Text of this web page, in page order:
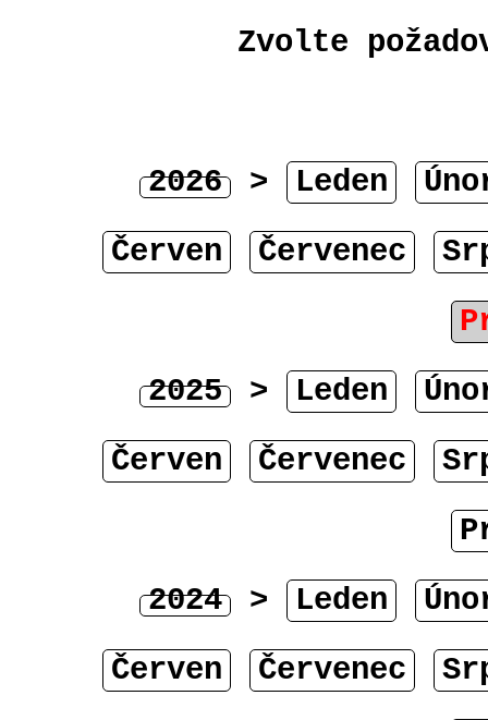
Zvolte
2026 > Leden
Červen
Červenec
2025 > Leden
Červen
Červenec
2024 > Leden
Červen
Červenec